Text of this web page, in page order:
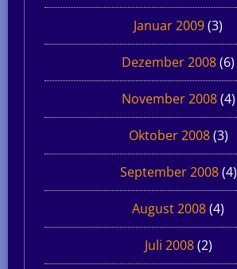
Januar 2009(3)
Dezember 2008(6)
November 2008(4)
Oktober 2008(3)
September 2008(4)
August 2008(4)
Juli 2008(2)